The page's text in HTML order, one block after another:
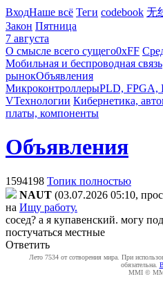
ВходНаше всё Теги codebook 无
Закон Пятница
7 августа
О смысле всего сущего0xFF
Мобильная и беспроводная связь
рынокОбъявления
МикроконтроллерыPLD, FPGA,
VТехнологии Кибернетика,
платы, компоненты
Объявления
1594198 Топик полностью
NAUT (03.07.2026 05:10,
на Ищу работу.
сосед? а я купавенский. могу
постучаться местные
Ответить
Лето 7534 от сотворения мира. При
обязательна.
MMI ©